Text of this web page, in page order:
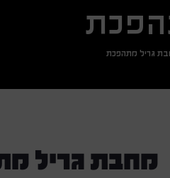
גריל מתהפכת
מחבת גריל